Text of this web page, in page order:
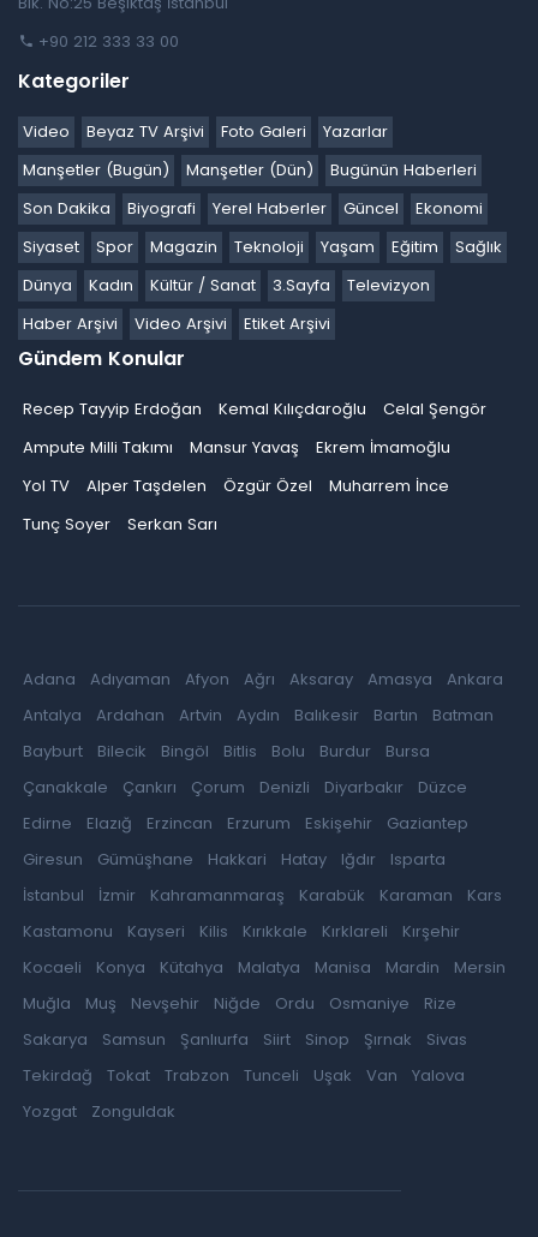
+90 212 333 33 00
Kategoriler
Video Beyaz TV Arşivi Foto Galeri
Yazarlar
Manşetler (Bugün)
Manşetler (Dün)
Bugünün Haberleri
Son Dakika
Biyografi Yerel Haberler Güncel
Ekonomi
Siyaset
Spor Magazin Teknoloji Yaşam Eğitim
Sağlık
Dünya
Kadın Kültür / Sanat 3.Sayfa
Televizyon
Haber Arşivi
Video Arşivi Etiket Arşivi
Gündem Konular
Recep Tayyip Erdoğan Kemal Kılıçdaroğlu
Celal Şengör
Ampute Milli Takımı
Mansur Yavaş
Ekrem İmamoğlu
Yol TV
Alper Taşdelen Özgür Özel
Muharrem İnce
Tunç Soyer
Serkan Sarı
Adana Adıyaman Afyon Ağrı Aksaray Amasya
Ankara
Antalya
Ardahan Artvin Aydın Balıkesir Bartın
Batman
Bayburt
Bilecik Bingöl Bitlis Bolu Burdur
Bursa
Çanakkale
Çankırı Çorum Denizli Diyarbakır
Düzce
Edirne
Elazığ Erzincan Erzurum Eskişehir
Gaziantep
Giresun
Gümüşhane Hakkari Hatay Iğdır
Isparta
İstanbul
İzmir Kahramanmaraş Karabük Karaman
Kars
Kastamonu
Kayseri Kilis Kırıkkale Kırklareli
Kırşehir
Kocaeli
Konya Kütahya Malatya Manisa Mardin
Mersin
Muğla
Muş Nevşehir Niğde Ordu Osmaniye
Rize
Sakarya
Samsun Şanlıurfa Siirt Sinop Şırnak
Sivas
Tekirdağ
Tokat Trabzon Tunceli Uşak Van
Yalova
Yozgat
Zonguldak